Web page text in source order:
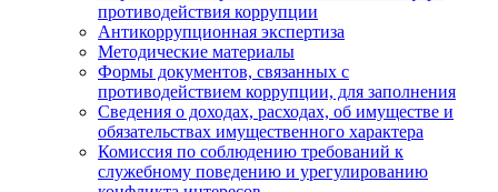
противодействия коррупции
Антикоррупционная экспертиза
Методические материалы
Формы документов, связанных с
противодействием коррупции, для заполнения
Сведения о доходах, расходах, об имуществе и
обязательствах имущественного характера
Комиссия по соблюдению требований к
служебному поведению и урегулированию